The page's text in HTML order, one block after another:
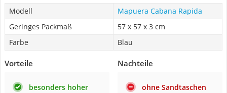
Modell
Mapuera Cabana Rapida
Geringes Packmaß
57 x 57 x 3 cm
Farbe
Blau
Vorteile
besonders hoher
Nachteile
ohne Sandtaschen